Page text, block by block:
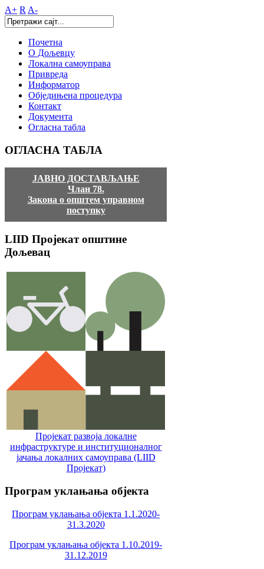
A+ R A-
Почетна
О Дољевцу
Локална самоуправа
Привреда
Информатор
Обједињена процедура
Контакт
Документа
Огласна табла
ОГЛАСНА ТАБЛА
ЈАВНО ДОСТАВЉАЊЕ
Члан 78.
Закона о општем управном
поступку
LIID Пројекат општине
Дољевац
Пројекат развоја локалне
инфраструктуре и институционалног
јачања локалних самоуправa (LIID
Пројекат)
Програм уклањања објекта
Програм уклањања објекта 1.1.2020-
31.3.2020
Програм уклањања објекта 1.10.2019-
31.12.2019